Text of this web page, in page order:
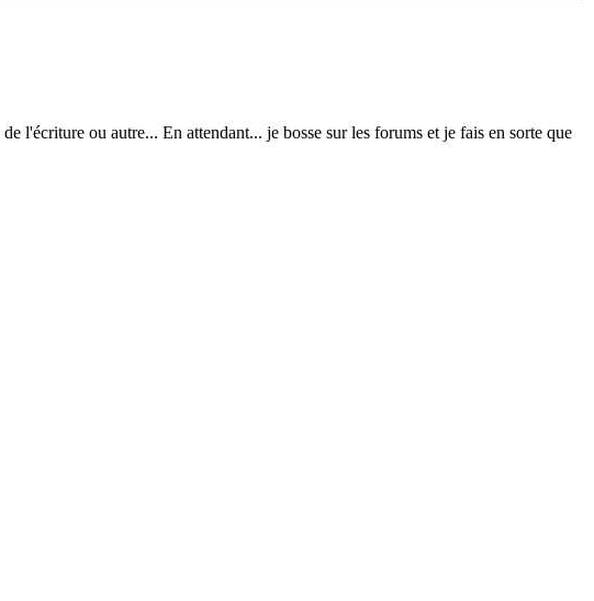
l'écriture ou autre... En attendant... je bosse sur les forums et je fais en sorte que